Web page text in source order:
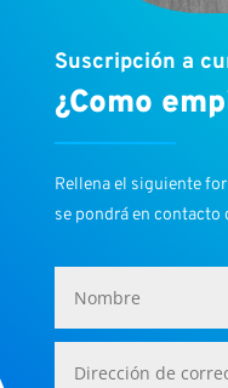
Suscripción a
¿Como
Rellena el siguiente
se pondrá en